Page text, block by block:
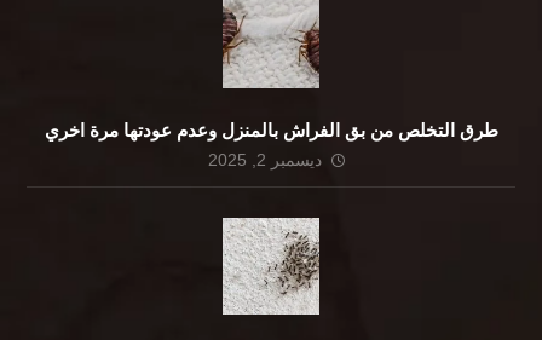
طرق التخلص من بق الفراش بالمنزل وعدم عودتها مرة اخري
ديسمبر 2, 2025